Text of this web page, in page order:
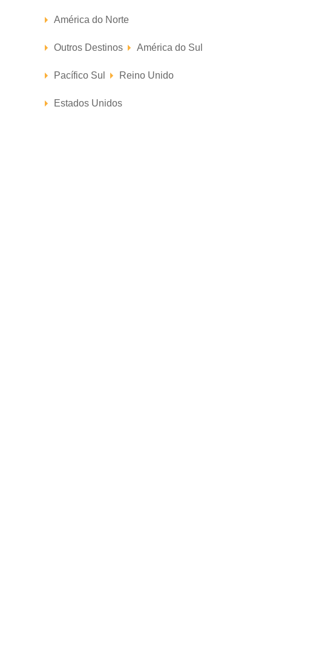
América do Norte
Outros Destinos América do Sul
Pacífico Sul Reino Unido
Estados Unidos